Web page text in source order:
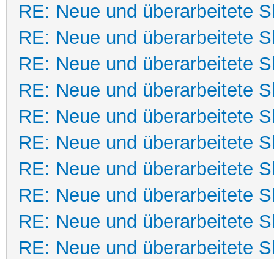
RE: Neue und überarbeitete
RE: Neue und überarbeitete
RE: Neue und überarbeitete
RE: Neue und überarbeitete
RE: Neue und überarbeitete
RE: Neue und überarbeitete
RE: Neue und überarbeitete
RE: Neue und überarbeitete
RE: Neue und überarbeitete
RE: Neue und überarbeitete